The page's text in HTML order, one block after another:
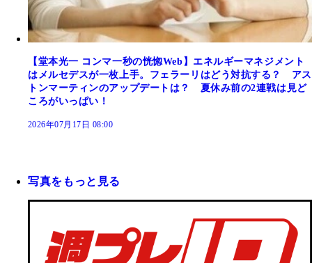
【堂本光一 コンマ一秒の恍惚Web】エネルギーマネジメント
はメルセデスが一枚上手。フェラーリはどう対抗する？ アス
トンマーティンのアップデートは？ 夏休み前の2連戦は見ど
ころがいっぱい！
2026年07月17日 08:00
写真をもっと見る